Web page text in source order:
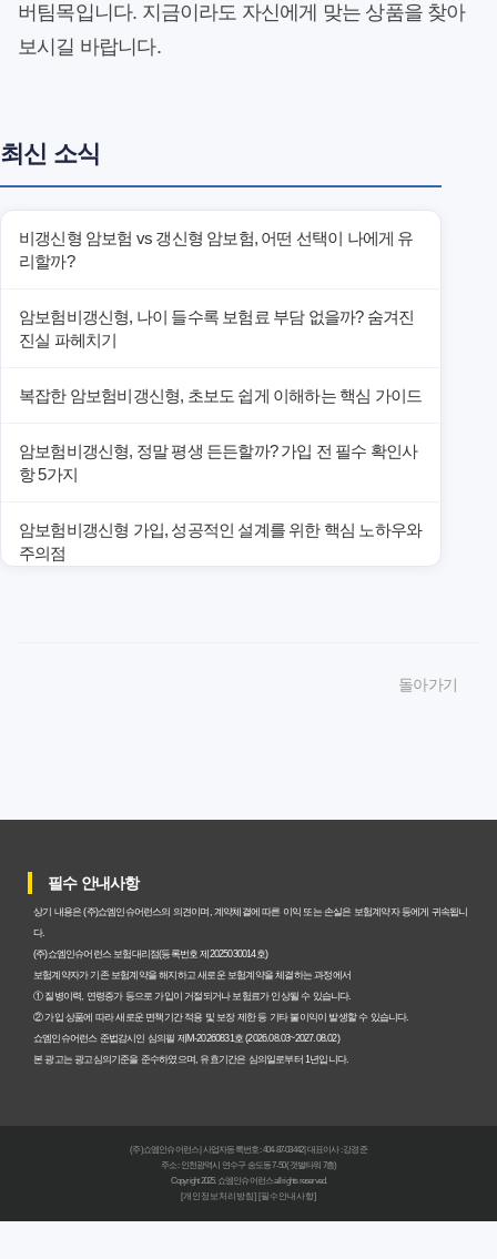
버팀목입니다. 지금이라도 자신에게 맞는 상품을 찾아
보시길 바랍니다.
최신 소식
비갱신형 암보험 vs 갱신형 암보험, 어떤 선택이 나에게 유
리할까?
암보험비갱신형, 나이 들수록 보험료 부담 없을까? 숨겨진
진실 파헤치기
복잡한 암보험비갱신형, 초보도 쉽게 이해하는 핵심 가이드
암보험비갱신형, 정말 평생 든든할까? 가입 전 필수 확인사
항 5가지
암보험비갱신형 가입, 성공적인 설계를 위한 핵심 노하우와
주의점
갱신형 암보험과 비갱신형, 어떤 차이가 있을까? 내게 맞는
암보험비갱신형, 평생 고정 보험료의 숨겨진 가치와 현명한
선택 기준
암보험 비갱신형, 왜 지금 선택해야 할까요? 미래 보험료 걱
정 끝내는 방법
갱신형 vs 비갱신형 암보험, 당신에게 더 유리한 선택은? 완
돌아가기
필수 안내사항
상기 내용은 (주)쇼엠인슈어런스의 의견이며, 계약체결에 따른 이익 또는 손실은 보험계약자 등에게 귀속됩니
다.
(주)쇼엠인슈어런스 보험대리점(등록번호 제2025030014호)
보험계약자가 기존 보험계약을 해지하고 새로운 보험계약을 체결하는 과정에서
① 질병이력, 연령증가 등으로 가입이 거절되거나 보험료가 인상될 수 있습니다.
② 가입 상품에 따라 새로운 면책기간 적용 및 보장 제한 등 기타 불이익이 발생할 수 있습니다.
쇼엠인슈어런스 준법감시인 심의필 제M-20260831호 (2026.08.03~2027.08.02)
본 광고는 광고심의기준을 준수하였으며, 유효기간은 심의일로부터 1년입니다.
(주)쇼엠인슈어런스 | 사업자등록번호 : 404-87-03442 | 대표이사 : 강경준
주소 : 인천광역시 연수구 송도동 7-50 (갯벌타워 7층)
Copyright 2025. 쇼엠인슈어런스 all rights reserved.
[개인정보처리방침] [필수안내사항]